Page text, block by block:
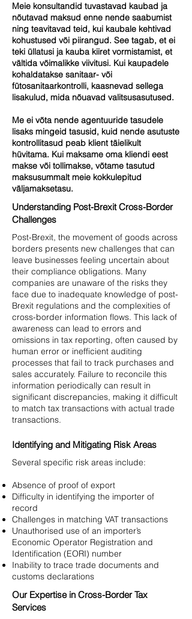
Meie konsultandid tuvastavad kaubad ja
nõutavad maksud enne nende saabumist
ning teavitavad teid, kui kaubale kehtivad
kohustused või piirangud. See tagab, et ei
teki üllatusi ja kauba kiiret vormistamist, et
vältida võimalikke viivitusi. Kui kaupadele
kohaldatakse sanitaar- või
fütosanitaarkontrolli, kaasnevad sellega
lisakulud, mida nõuavad valitsusasutused.
Me ei võta nende agentuuride tasudele
lisaks mingeid tasusid, kuid nende asutuste
kontrollitasud peab klient täielikult
hüvitama. Kui maksame oma kliendi eest
makse või tollimakse, võtame tasutud
maksusummalt meie kokkulepitud
väljamaksetasu.
Understanding Post-Brexit Cross-Border
Challenges
​Post-Brexit, the movement of goods across
borders presents new challenges that can
leave businesses feeling uncertain about
their compliance obligations. Many
companies are unaware of the risks they
face due to inadequate knowledge of post-
Brexit regulations and the complexities of
cross-border information flows. This lack of
awareness can lead to errors and
omissions in tax reporting, often caused by
human error or inefficient auditing
processes that fail to track purchases and
sales accurately. Failure to reconcile this
information periodically can result in
significant discrepancies, making it difficult
to match tax transactions with actual trade
transactions.
Identifying and Mitigating Risk Areas
​Several specific risk areas include:
Absence of proof of export
Difficulty in identifying the importer of
record
Challenges in matching VAT transactions
Unauthorised use of an importer’s
Economic Operator Registration and
Identification (EORI) number
Inability to trace trade documents and
customs declarations
Our Expertise in Cross-Border Tax
Services